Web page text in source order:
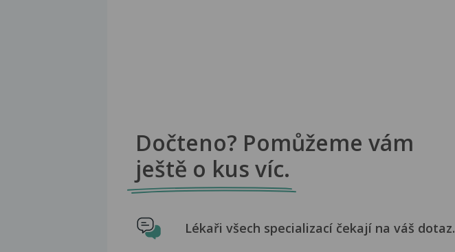
Dočteno? Pomůžeme vám
ještě o kus víc.
Lékaři všech specializací čekají na váš dotaz.